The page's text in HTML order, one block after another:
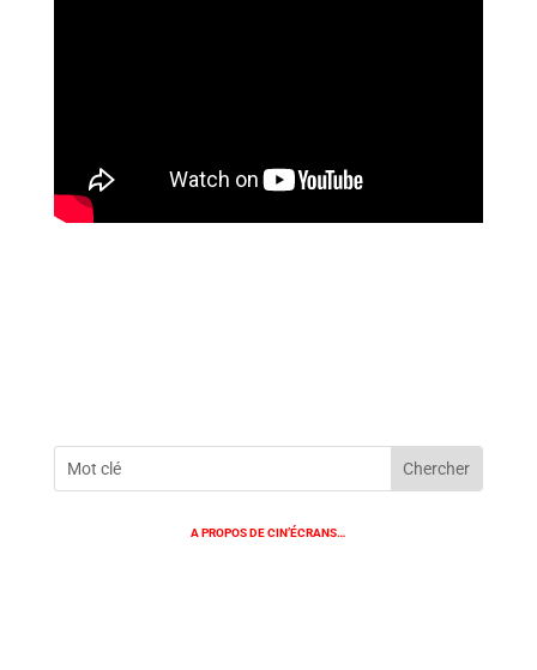
A PROPOS DE CIN’ÉCRANS…